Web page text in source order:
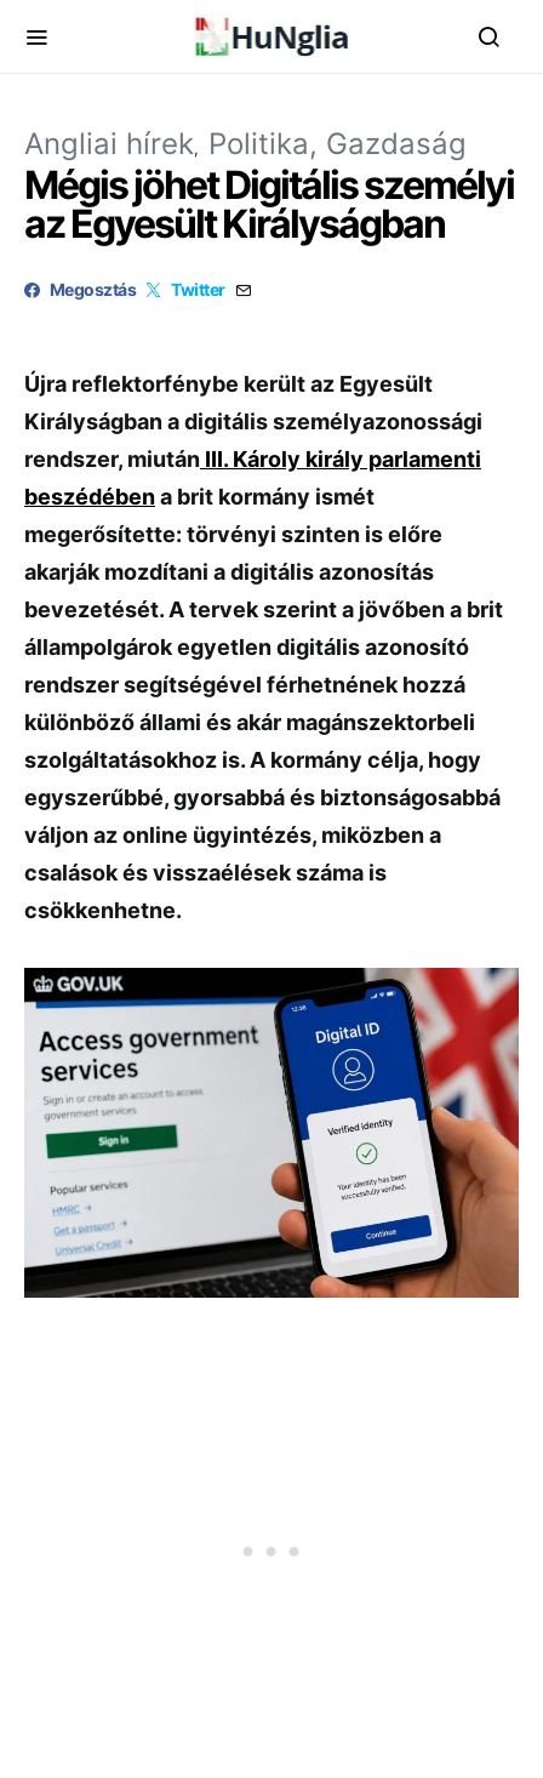
Angliai hírek Politika, Gazdaság
Mégis jöhet Digitális személyi
az Egyesült Királyságban
Megosztás Twitter
Újra reflektorfénybe került az Egyesült
Királyságban a digitális személyazonossági
rendszer, miután III. Károly király parlamenti
beszédébena brit kormány ismét
megerősítette: törvényi szinten is előre
akarják mozdítani a digitális azonosítás
bevezetését. A tervek szerint a jövőben a brit
állampolgárok egyetlen digitális azonosító
rendszer segítségével férhetnének hozzá
különböző állami és akár magánszektorbeli
szolgáltatásokhoz is. A kormány célja, hogy
egyszerűbbé, gyorsabbá és biztonságosabbá
váljon az online ügyintézés, miközben a
csalások és visszaélések száma is
csökkenhetne.